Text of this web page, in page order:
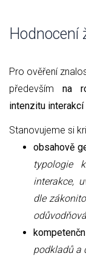
Hodnocení
Pro ověření
především na
intenzitu
Stanovujeme si
obsahově
typologie
interakce,
dle
podkladů a